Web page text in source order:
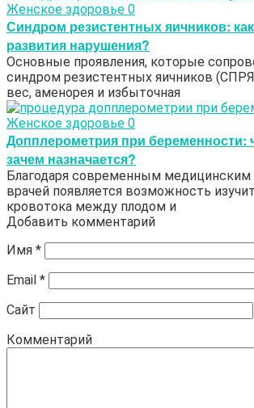
Женское здоровье 0
Синдром резистентных яичников:
развития нарушения?
Основные проявления, которые
синдром резистентных яичников
вес, аменорея и избыточная
Женское здоровье 0
Допплерометрия при беременности:
зачем назначается?
Благодаря современным медицинским
врачей появляется возможность
кровотока между плодом и
Добавить комментарий
Имя *
Email *
Сайт
Комментарий